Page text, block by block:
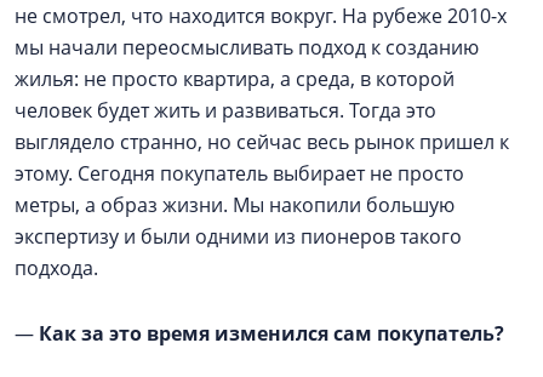
не смотрел, что находится вокруг. На рубеже 2010-х
мы начали переосмысливать подход к созданию
жилья: не просто квартира, а среда, в которой
человек будет жить и развиваться. Тогда это
выглядело странно, но сейчас весь рынок пришел к
этому. Сегодня покупатель выбирает не просто
метры, а образ жизни. Мы накопили большую
экспертизу и были одними из пионеров такого
подхода.
— Как за это время изменился сам покупатель?